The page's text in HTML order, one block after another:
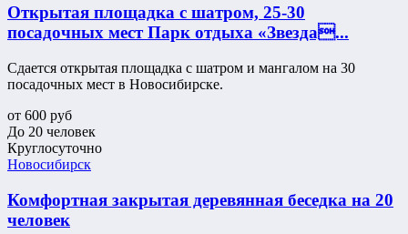
Открытая площадка с шатром, 25-30
посадочных мест Парк отдыха «Звезда...
Сдается открытая площадка с шатром и мангалом на 30
посадочных мест в Новосибирске.
от 600 руб
До 20 человек
Круглосуточно
Новосибирск
Комфортная закрытая деревянная беседка на 20
человек